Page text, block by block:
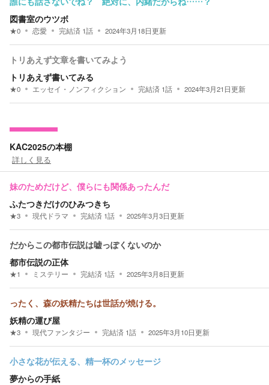
誰にも話さないでね？ 絶対に、内緒だからね……？
図書室のウツボ
★0 恋愛 完結済 1話 2024年3月18日更新
トリあえず文章を書いてみよう
トリあえず書いてみる
★0 エッセイ・ノンフィクション 完結済 1話 2024年3月21日更新
KAC2025の本棚
詳しく見る
妹のためだけど、僕らにも関係あったんだ
ふたつきだけのひみつきち
★3 現代ドラマ 完結済 1話 2025年3月3日更新
だからこの都市伝説は嘘っぽくないのか
都市伝説の正体
★1 ミステリー 完結済 1話 2025年3月8日更新
ったく、森の妖精たちは世話が焼ける。
妖精の運び屋
★3 現代ファンタジー 完結済 1話 2025年3月10日更新
小さな花が伝える、精一杯のメッセージ
夢からの手紙